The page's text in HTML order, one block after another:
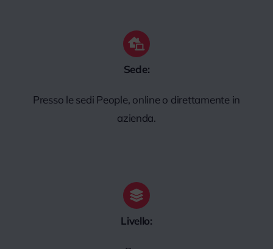
Sede:
Presso le sedi People, online o direttamente in
azienda.
Livello: